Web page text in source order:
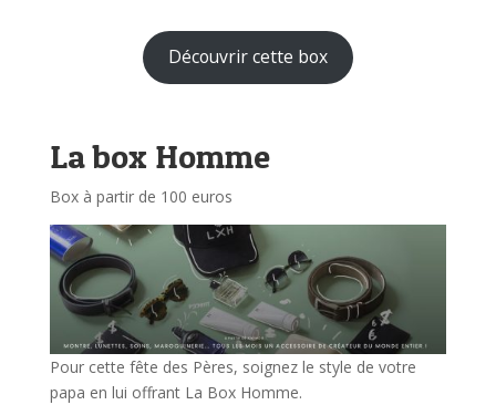
Découvrir cette box
La box Homme
Box à partir de 100 euros
Pour cette fête des Pères, soignez le style de votre
papa en lui offrant La Box Homme.